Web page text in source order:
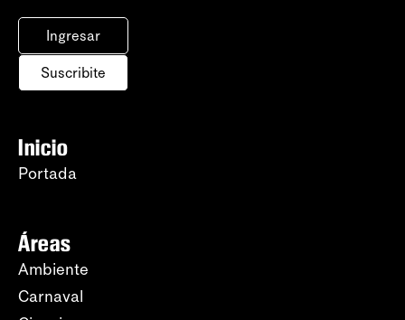
Ingresar
Suscribite
Inicio
Portada
Áreas
Ambiente
Carnaval